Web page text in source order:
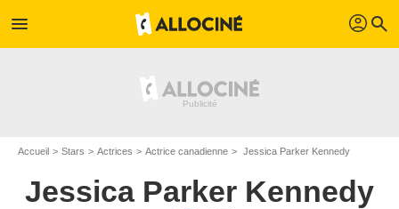
menu profil search
Accueil Stars Actrices Actrice canadienne Jessica Parker Kennedy
Jessica Parker Kennedy